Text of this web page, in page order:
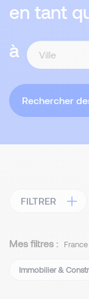
en tant
à
Rechercher
FILTRER
Mes filtres : France
Immobilier &